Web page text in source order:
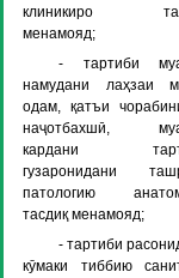
клиникиро
менамояд;
- тартиби
намудани лаҳзаи
одам, қатъи
наҷотбахшӣ,
кардани
гузаронидани
патологию
тасдиқ менамояд;
- тартиби
кӯмаки тиббию